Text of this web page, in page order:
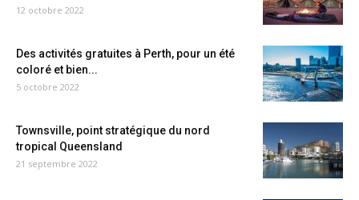
12 octobre 2022
Des activités gratuites à Perth, pour un été
coloré et bien...
5 octobre 2022
Townsville, point stratégique du nord
tropical Queensland
21 septembre 2022